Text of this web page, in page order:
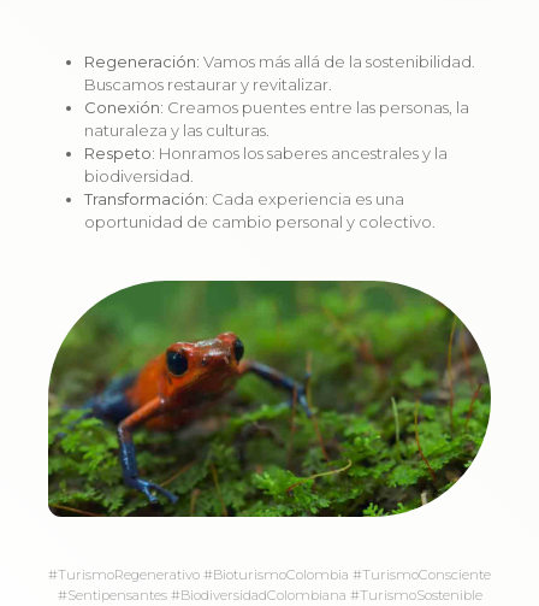
Regeneración: Vamos más allá de la sostenibilidad.
Buscamos restaurar y revitalizar.
Conexión: Creamos puentes entre las personas, la
naturaleza y las culturas.
Respeto: Honramos los saberes ancestrales y la
biodiversidad.
Transformación: Cada experiencia es una
oportunidad de cambio personal y colectivo.
#TurismoRegenerativo #BioturismoColombia #TurismoConsciente
#Sentipensantes #BiodiversidadColombiana #TurismoSostenible